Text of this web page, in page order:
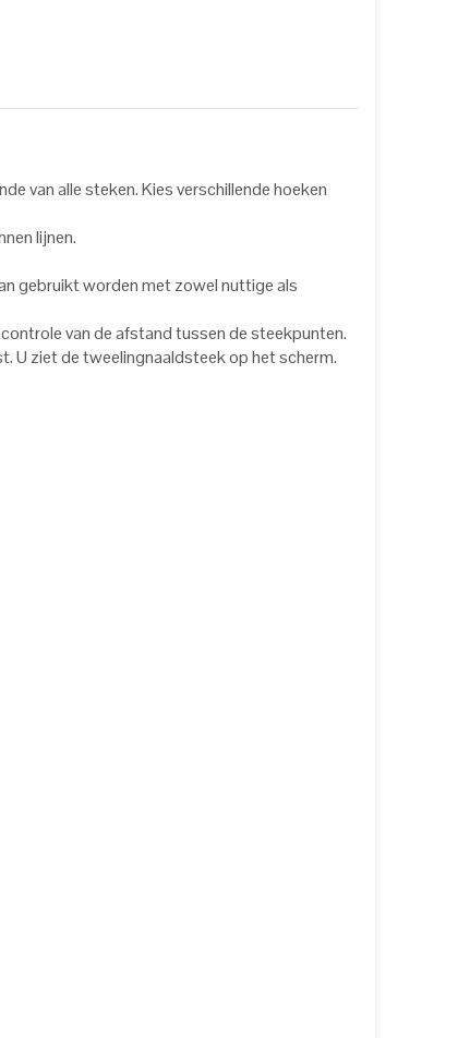
van alle steken. Kies verschillende hoeken
lijnen.
gebruikt worden met zowel nuttige als
van de afstand tussen de steekpunten.
U ziet de tweelingnaaldsteek op het scherm.